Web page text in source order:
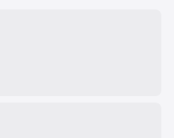
build authority, and drive